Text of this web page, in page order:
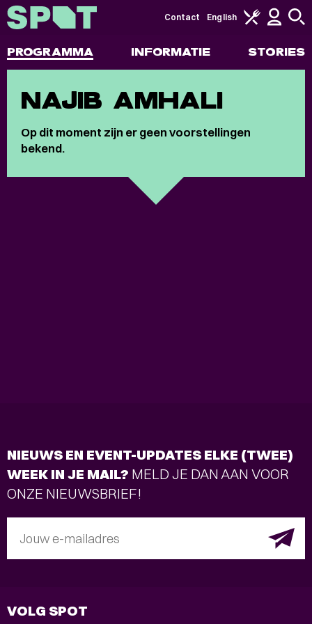
PROGRAMMA INFORMATIE STORIES
Contact English
NAJIB AMHALI
Op dit moment zijn er geen voorstellingen
bekend.
NIEUWS EN EVENT-UPDATES ELKE (TWEE)
WEEK IN JE MAIL? MELD JE DAN AAN VOOR
ONZE NIEUWSBRIEF!
Jouw e-mailadres
VOLG SPOT